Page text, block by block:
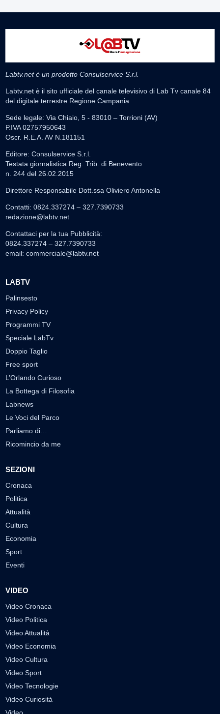
Labtv.net è un prodotto Consulservice S.r.l.
Labtv.net è il sito ufficiale del canale televisivo di Lab Tv canale 84
del digitale terrestre Regione Campania
Sede legale: Via Chiaio, 5 - 83010 – Torrioni (AV)
P.IVA 02757950643
Oscr. R.E.A. AV N.181151
Editore: Consulservice S.r.l.
Testata giornalistica Reg. Trib. di Benevento
n. 244 del 26.02.2015
Direttore Responsabile Dott.ssa Oliviero Antonella
Contatti: 0824.337274 – 327.7390733
redazione@labtv.net
Contattaci per la tua Pubblicità:
0824.337274 – 327.7390733
email: commerciale@labtv.net
LABTV
Palinsesto
Privacy Policy
Programmi TV
Speciale LabTv
Doppio Taglio
Free sport
L’Orlando Curioso
La Bottega di Filosofia
Labnews
Le Voci del Parco
Parliamo di…
Ricomincio da me
SEZIONI
Cronaca
Politica
Attualità
Cultura
Economia
Sport
Eventi
VIDEO
Video Cronaca
Video Politica
Video Attualità
Video Economia
Video Cultura
Video Sport
Video Tecnologie
Video Curiosità
Video